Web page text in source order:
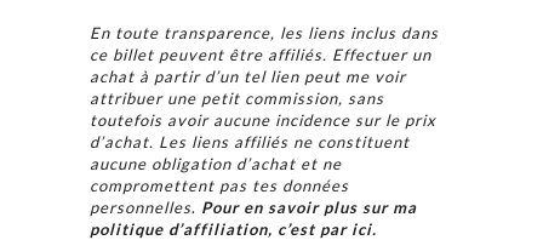
En toute transparence, les liens inclus dans
ce billet peuvent être affiliés. Effectuer un
achat à partir d’un tel lien peut me voir
attribuer une petit commission, sans
toutefois avoir aucune incidence sur le prix
d’achat. Les liens affiliés ne constituent
aucune obligation d’achat et ne
compromettent pas tes données
personnelles. Pour en savoir plus sur ma
politique d’affiliation, c’est par ici.